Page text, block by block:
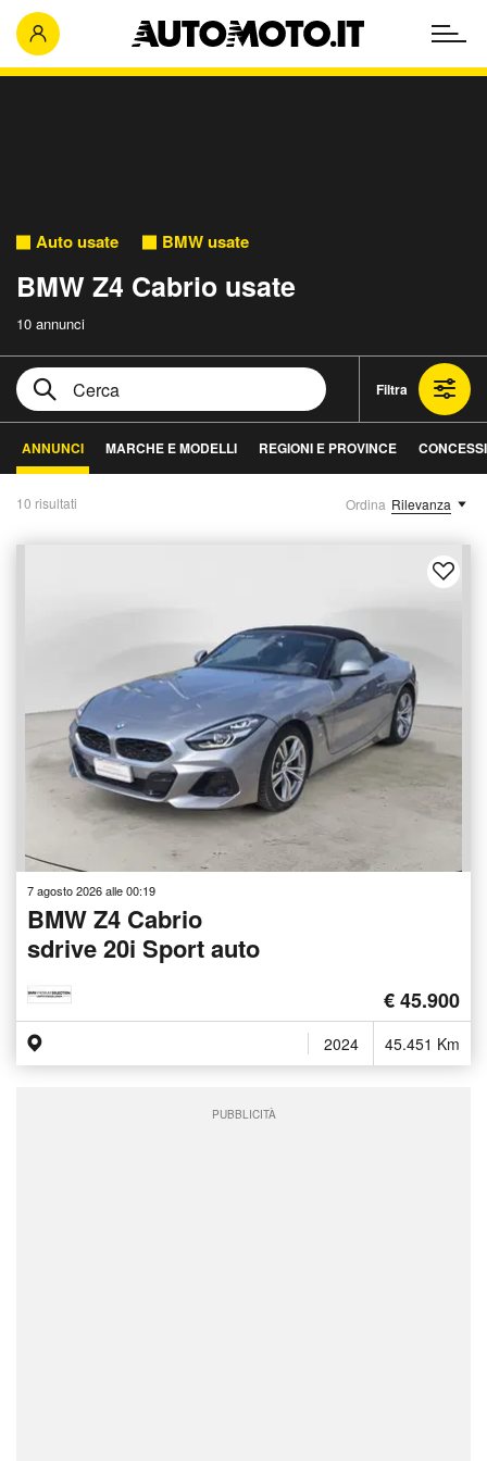
Auto usate BMW usate
BMW Z4 Cabrio usate
10 annunci
Filtra
ANNUNCI MARCHE E MODELLI REGIONI E PROVINCE
10 risultati Ordina Rilevanza
7 agosto 2026 alle 00:19
BMW Z4 Cabrio
sdrive 20i Sport auto
€ 45.900
2024 45.451 Km
PUBBLICITÀ